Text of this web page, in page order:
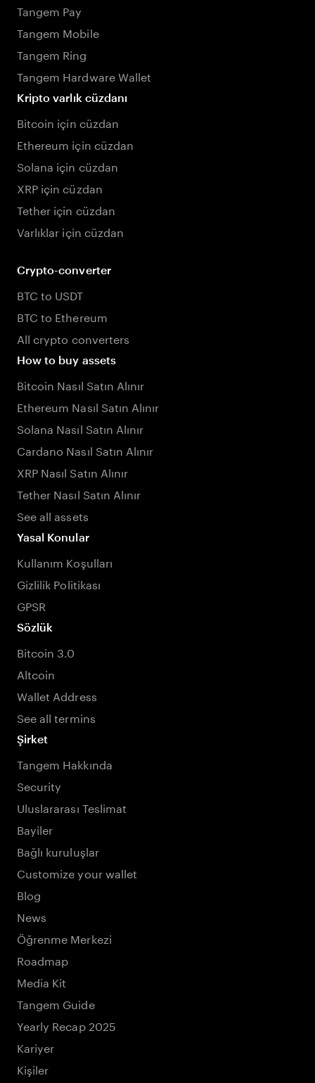
Tangem Pay
Tangem Mobile
Tangem Ring
Tangem Hardware Wallet
Kripto varlık cüzdanı
Bitcoin için cüzdan
Ethereum için cüzdan
Solana için cüzdan
XRP için cüzdan
Tether için cüzdan
Varlıklar için cüzdan
Crypto-converter
BTC to USDT
BTC to Ethereum
All crypto converters
How to buy assets
Bitcoin Nasıl Satın Alınır
Ethereum Nasıl Satın Alınır
Solana Nasıl Satın Alınır
Cardano Nasıl Satın Alınır
XRP Nasıl Satın Alınır
Tether Nasıl Satın Alınır
See all assets
Yasal Konular
Kullanım Koşulları
Gizlilik Politikası
GPSR
Sözlük
Bitcoin 3.0
Altcoin
Wallet Address
See all termins
Şirket
Tangem Hakkında
Security
Uluslararası Teslimat
Bayiler
Bağlı kuruluşlar
Customize your wallet
Blog
News
Öğrenme Merkezi
Roadmap
Media Kit
Tangem Guide
Yearly Recap 2025
Kariyer
Kişiler